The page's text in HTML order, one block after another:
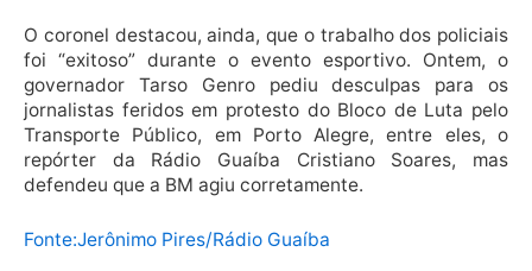
O coronel destacou, ainda, que o trabalho dos policiais
foi “exitoso” durante o evento esportivo. Ontem, o
governador Tarso Genro pediu desculpas para os
jornalistas feridos em protesto do Bloco de Luta pelo
Transporte Público, em Porto Alegre, entre eles, o
repórter da Rádio Guaíba Cristiano Soares, mas
defendeu que a BM agiu corretamente.
Fonte:Jerônimo Pires/Rádio Guaíba